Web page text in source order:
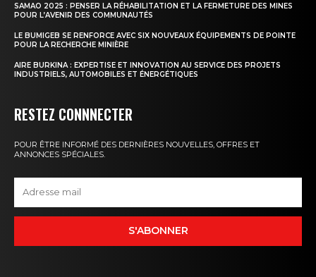
SAMAO 2025 : PENSER LA RÉHABILITATION ET LA FERMETURE DES MINES
POUR L’AVENIR DES COMMUNAUTÉS
LE BUMIGEB SE RENFORCE AVEC SIX NOUVEAUX ÉQUIPEMENTS DE POINTE
POUR LA RECHERCHE MINIÈRE
AIRE BURKINA : EXPERTISE ET INNOVATION AU SERVICE DES PROJETS
INDUSTRIELS, AUTOMOBILES ET ÉNERGÉTIQUES
RESTEZ CONNNECTER
POUR ÊTRE INFORMÉ DES DERNIÈRES NOUVELLES, OFFRES ET
ANNONCES SPÉCIALES.
S'ABONNER